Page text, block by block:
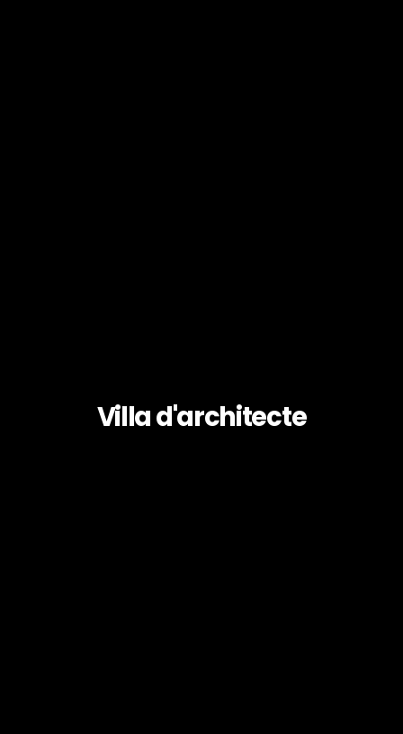
Villa d'architecte